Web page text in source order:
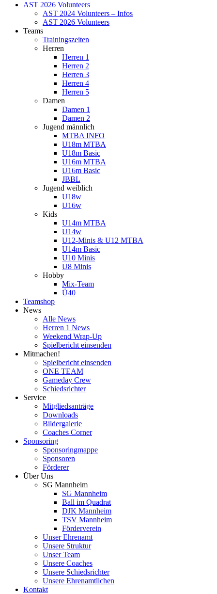
AST 2026 Volunteers
AST 2024 Volunteers – Infos
AST 2026 Volunteers
Teams
Trainingszeiten
Herren
Herren 1
Herren 2
Herren 3
Herren 4
Herren 5
Damen
Damen 1
Damen 2
Jugend männlich
MTBA INFO
U18m MTBA
U18m Basic
U16m MTBA
U16m Basic
JBBL
Jugend weiblich
U18w
U16w
Kids
U14m MTBA
U14w
U12-Minis & U12 MTBA
U14m Basic
U10 Minis
U8 Minis
Hobby
Mix-Team
Ü40
Teamshop
News
Alle News
Herren 1 News
Weekend Wrap-Up
Spielbericht einsenden
Mitmachen!
Spielbericht einsenden
ONE TEAM
Gameday Crew
Schiedsrichter
Service
Mitgliedsanträge
Downloads
Bildergalerie
Coaches Corner
Sponsoring
Sponsoringmappe
Sponsoren
Förderer
Über Uns
SG Mannheim
SG Mannheim
Ball im Quadrat
DJK Mannheim
TSV Mannheim
Förderverein
Unser Ehrenamt
Unsere Struktur
Unser Team
Unsere Coaches
Unsere Schiedsrichter
Unsere Ehrenamtlichen
Kontakt